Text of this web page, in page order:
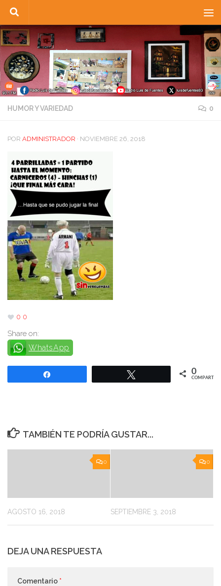
Saltar al contenido
HUMOR Y VARIEDAD 0
POR ADMINISTRADOR · NOVIEMBRE 26, 2018
0 0
Share on:
WhatsApp
0
COMPARTIR
TAMBIÉN TE PODRÍA GUSTAR...
0
AGOSTO 16, 2018
0
SEPTIEMBRE 3, 2018
DEJA UNA RESPUESTA
Comentario *